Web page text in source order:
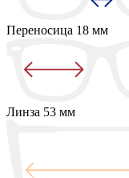
Переносица 18 мм
Линза 53 мм